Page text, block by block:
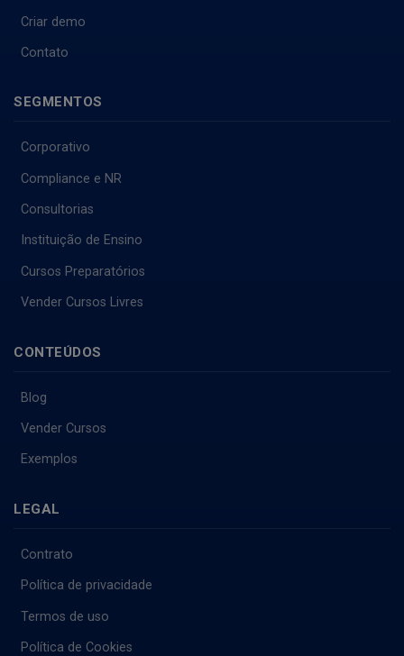
Criar demo
Contato
SEGMENTOS
Corporativo
Compliance e NR
Consultorias
Instituição de Ensino
Cursos Preparatórios
Vender Cursos Livres
CONTEÚDOS
Blog
Vender Cursos
Exemplos
LEGAL
Contrato
Política de privacidade
Termos de uso
Política de Cookies